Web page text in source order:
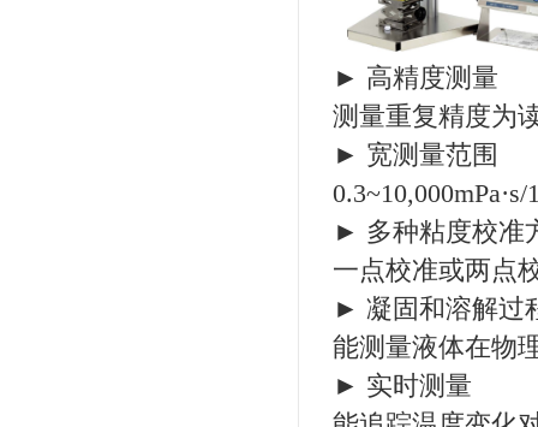
► 高精度测量
测量重复精度为
► 宽测量范围
0.3~10,000mPa·s/
► 多种粘度校准
一点校准或两点
► 凝固和溶解过
能测量液体在物
► 实时测量